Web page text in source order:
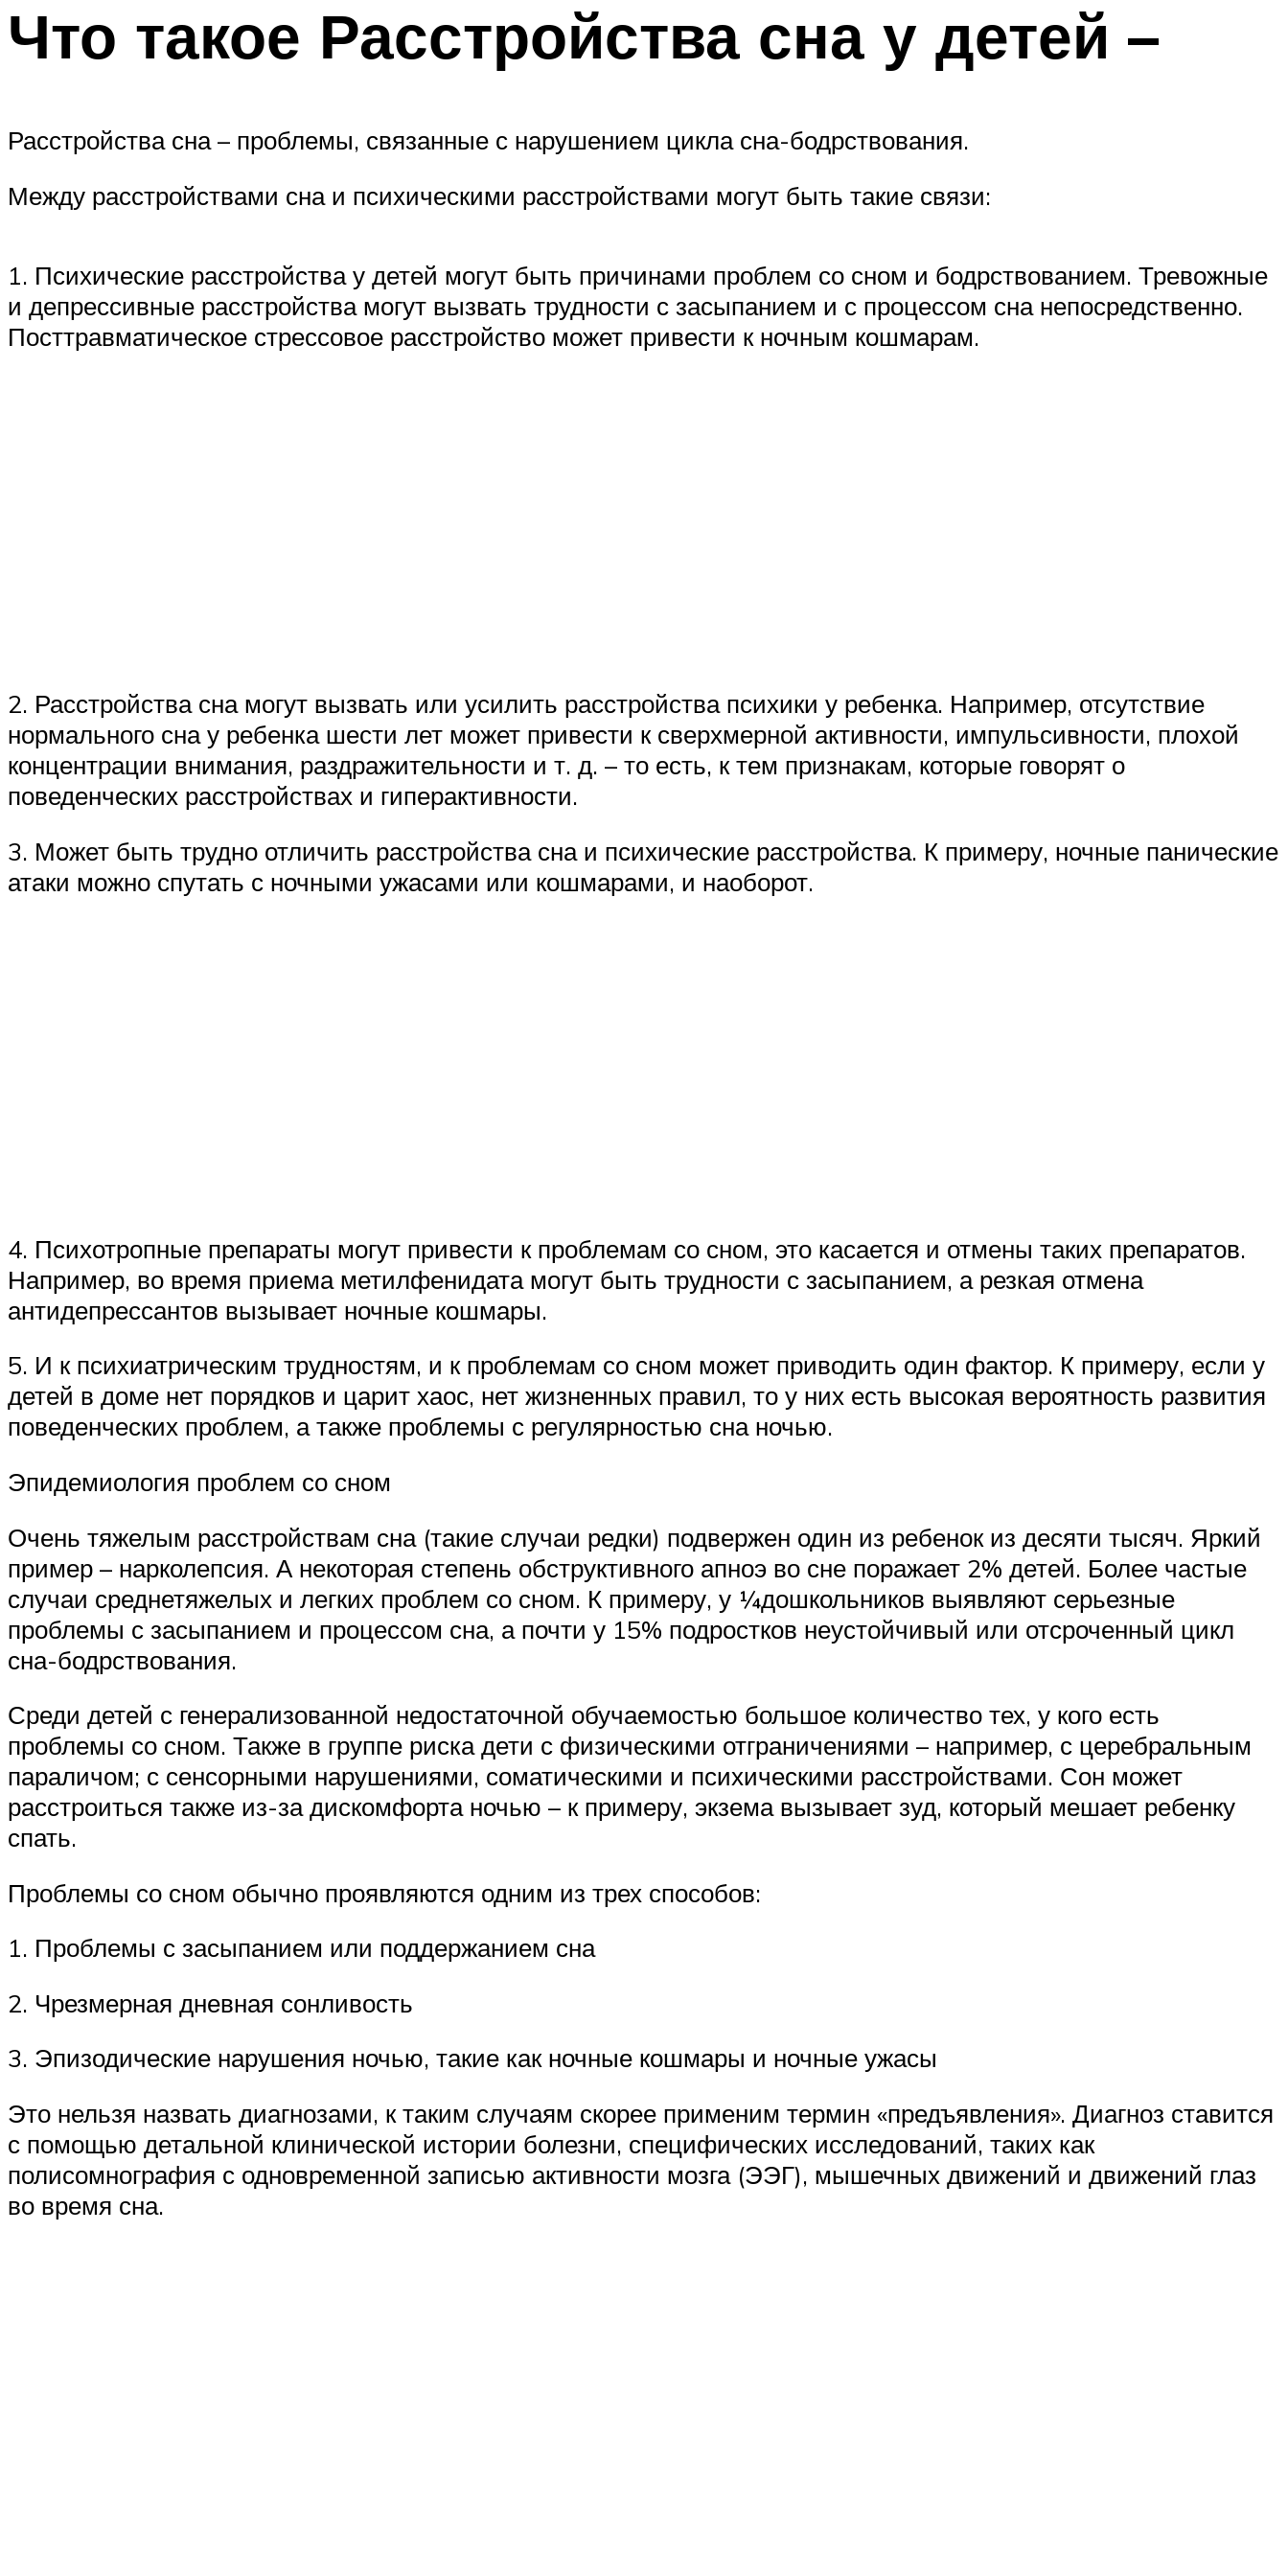
Что такое Расстройства сна у детей –
Расстройства сна – проблемы, связанные с нарушением цикла сна-бодрствования.
Между расстройствами сна и психическими расстройствами могут быть такие связи:
1. Психические расстройства у детей могут быть причинами проблем со сном и бодрствованием. Тревожные
и депрессивные расстройства могут вызвать трудности с засыпанием и с процессом сна непосредственно.
Посттравматическое стрессовое расстройство может привести к ночным кошмарам.
2. Расстройства сна могут вызвать или усилить расстройства психики у ребенка. Например, отсутствие
нормального сна у ребенка шести лет может привести к сверхмерной активности, импульсивности, плохой
концентрации внимания, раздражительности и т. д. – то есть, к тем признакам, которые говорят о
поведенческих расстройствах и гиперактивности.
3. Может быть трудно отличить расстройства сна и психические расстройства. К примеру, ночные панические
атаки можно спутать с ночными ужасами или кошмарами, и наоборот.
4. Психотропные препараты могут привести к проблемам со сном, это касается и отмены таких препаратов.
Например, во время приема метилфенидата могут быть трудности с засыпанием, а резкая отмена
антидепрессантов вызывает ночные кошмары.
5. И к психиатрическим трудностям, и к проблемам со сном может приводить один фактор. К примеру, если у
детей в доме нет порядков и царит хаос, нет жизненных правил, то у них есть высокая вероятность развития
поведенческих проблем, а также проблемы с регулярностью сна ночью.
Эпидемиология проблем со сном
Очень тяжелым расстройствам сна (такие случаи редки) подвержен один из ребенок из десяти тысяч. Яркий
пример – нарколепсия. А некоторая степень обструктивного апноэ во сне поражает 2% детей. Более частые
случаи среднетяжелых и легких проблем со сном. К примеру, у ¼дошкольников выявляют серьезные
проблемы с засыпанием и процессом сна, а почти у 15% подростков неустойчивый или отсроченный цикл
сна-бодрствования.
Среди детей с генерализованной недостаточной обучаемостью большое количество тех, у кого есть
проблемы со сном. Также в группе риска дети с физическими отграничениями – например, с церебральным
параличом; с сенсорными нарушениями, соматическими и психическими расстройствами. Сон может
расстроиться также из-за дискомфорта ночью – к примеру, экзема вызывает зуд, который мешает ребенку
спать.
Проблемы со сном обычно проявляются одним из трех способов:
1. Проблемы с засыпанием или поддержанием сна
2. Чрезмерная дневная сонливость
3. Эпизодические нарушения ночью, такие как ночные кошмары и ночные ужасы
Это нельзя назвать диагнозами, к таким случаям скорее применим термин «предъявления». Диагноз ставится
с помощью детальной клинической истории болезни, специфических исследований, таких как
полисомнография с одновременной записью активности мозга (ЭЭГ), мышечных движений и движений глаз
во время сна.